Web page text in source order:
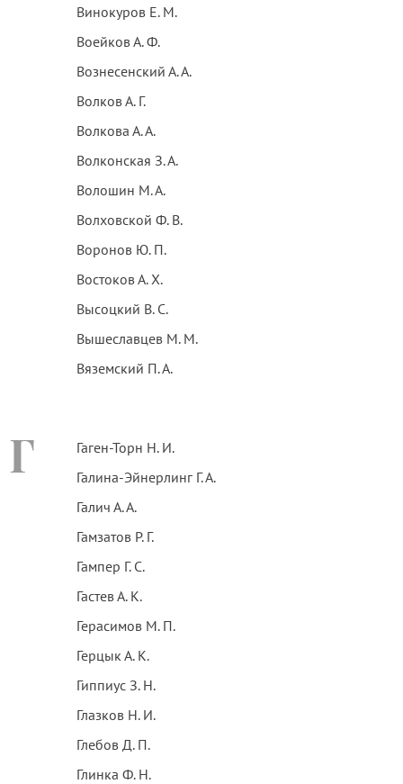
Винокуров Е. М.
Воейков А. Ф.
Вознесенский А. А.
Волков А. Г.
Волкова А. А.
Волконская З. А.
Волошин М. А.
Волховской Ф. В.
Воронов Ю. П.
Востоков А. Х.
Высоцкий В. С.
Вышеславцев М. М.
Вяземский П. А.
Г
Гаген-Торн Н. И.
Галина-Эйнерлинг Г. А.
Галич А. А.
Гамзатов Р. Г.
Гампер Г. С.
Гастев А. К.
Герасимов М. П.
Герцык А. К.
Гиппиус З. Н.
Глазков Н. И.
Глебов Д. П.
Глинка Ф. Н.